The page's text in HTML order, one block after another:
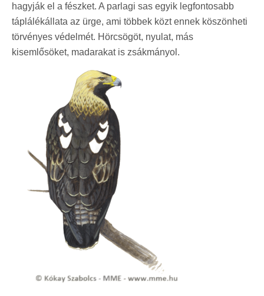
hagyják el a fészket. A parlagi sas egyik legfontosabb
táplálékállata az ürge, ami többek közt ennek köszönheti
törvényes védelmét. Hörcsögöt, nyulat, más
kisemlősöket, madarakat is zsákmányol.